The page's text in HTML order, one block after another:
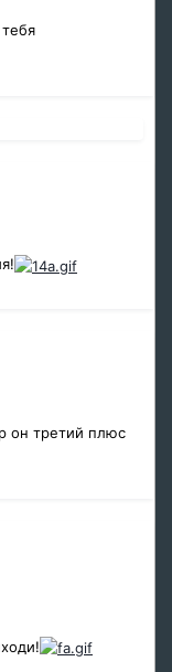
он третий плюс